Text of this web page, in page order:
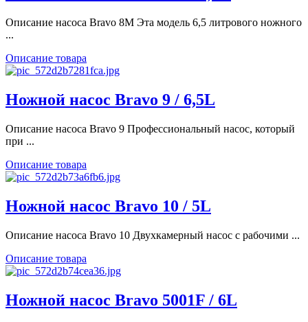
Описание насоса Bravo 8M Эта модель 6,5 литрового ножного
...
Описание товара
Ножной насос Bravo 9 / 6,5L
Описание насоса Bravo 9 Профессиональный насос, который
при ...
Описание товара
Ножной насос Bravo 10 / 5L
Описание насоса Bravo 10 Двухкамерный насос с рабочими ...
Описание товара
Ножной насос Bravo 5001F / 6L